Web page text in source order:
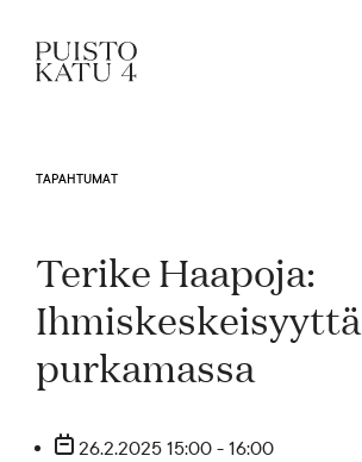
Mistä kyse?
Yhteisömme
Tapahtumat
TAPAHTUMAT
Terike Haapoja:
Ihmiskeskeisyyttä
purkamassa
26.2.2025 15:00 - 16:00